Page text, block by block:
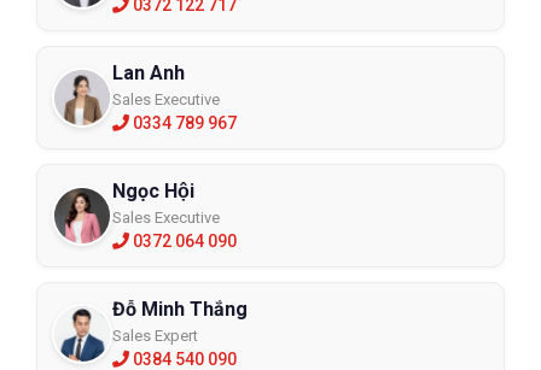
0372 122 717
Lan Anh
Sales Executive
0334 789 967
Ngọc Hội
Sales Executive
0372 064 090
Đỗ Minh Thắng
Sales Expert
0384 540 090